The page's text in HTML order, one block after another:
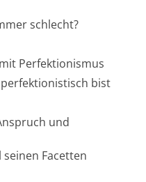
schlecht?
Perfektionismus
bist
und
Facetten